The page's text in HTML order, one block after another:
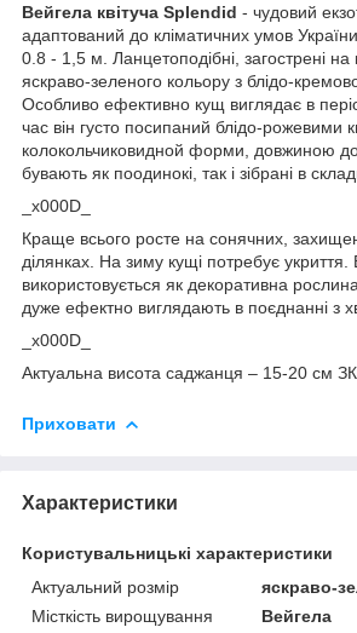
Вейгела квітуча Splendid - чудовий
адаптований до кліматичних умов
0.8 - 1,5 м. Ланцетоподібні, загострені на
яскраво-зеленого кольору з блідо-
Особливо ефективно кущ виглядає в
час він густо посипаний блідо-рожевими
колокольчиковидной форми, довжиною до
бувають як поодинокі, так і зібрані в
_x000D_
Краще всього росте на сонячних,
ділянках. На зиму кущі потребує укриття.
використовується як декоративна
дуже ефектно виглядають в поєднанні з
_x000D_
Актуальна висота саджанця – 15-20 см
Приховати
Характеристики
Користувальницькі характеристики
Актуальний розмір
яскраво-
Місткість вирощування
Вейгела